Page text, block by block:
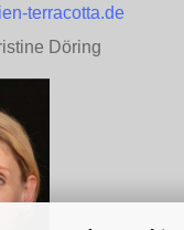
terracotta.de
Döring